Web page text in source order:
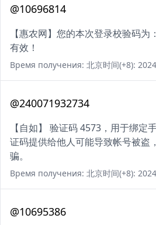
@10696814
【惠农网】您的本次登录校验码
有效！
Время получения: 北京时间(+8):
@240071932734
【自如】 验证码 4573，用于绑定
证码提供给他人可能导致帐号被盗
骗。
Время получения: 北京时间(+8):
@10695386